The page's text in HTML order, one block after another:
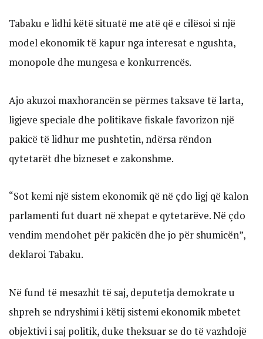
Tabaku e lidhi këtë situatë me atë që e cilësoi si një
model ekonomik të kapur nga interesat e ngushta,
monopole dhe mungesa e konkurrencës.
Ajo akuzoi maxhorancën se përmes taksave të larta,
ligjeve speciale dhe politikave fiskale favorizon një
pakicë të lidhur me pushtetin, ndërsa rëndon
qytetarët dhe bizneset e zakonshme.
“Sot kemi një sistem ekonomik që në çdo ligj që kalon
parlamenti fut duart në xhepat e qytetarëve. Në çdo
vendim mendohet për pakicën dhe jo për shumicën”,
deklaroi Tabaku.
Në fund të mesazhit të saj, deputetja demokrate u
shpreh se ndryshimi i këtij sistemi ekonomik mbetet
objektivi i saj politik, duke theksuar se do të vazhdojë